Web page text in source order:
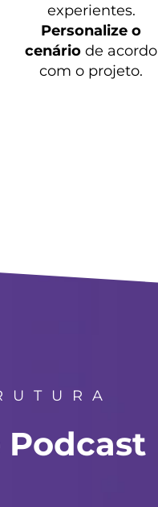
experientes.
Personalize o
cenário de acordo
com o projeto.
Podcast